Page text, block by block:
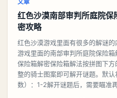
文章
红色沙漠南部审判所庭院
密攻略
红色沙漠游戏里面有很多的解谜
游戏里面的南部审判所庭院保险
保险箱解密保险箱解法按拼图下
整的骑士图案即可解开谜题。默
数）：1-2解开谜题后，需要瞄准